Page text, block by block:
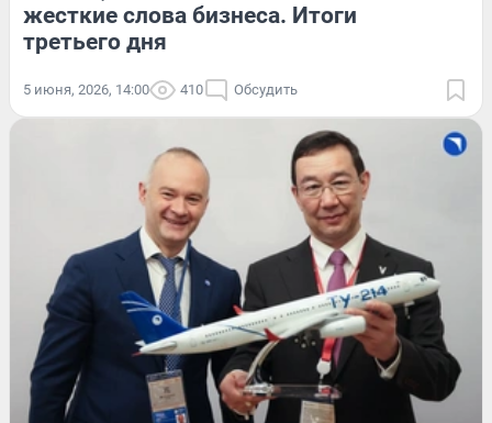
жесткие слова бизнеса. Итоги
третьего дня
5 июня, 2026, 14:00 410 Обсудить